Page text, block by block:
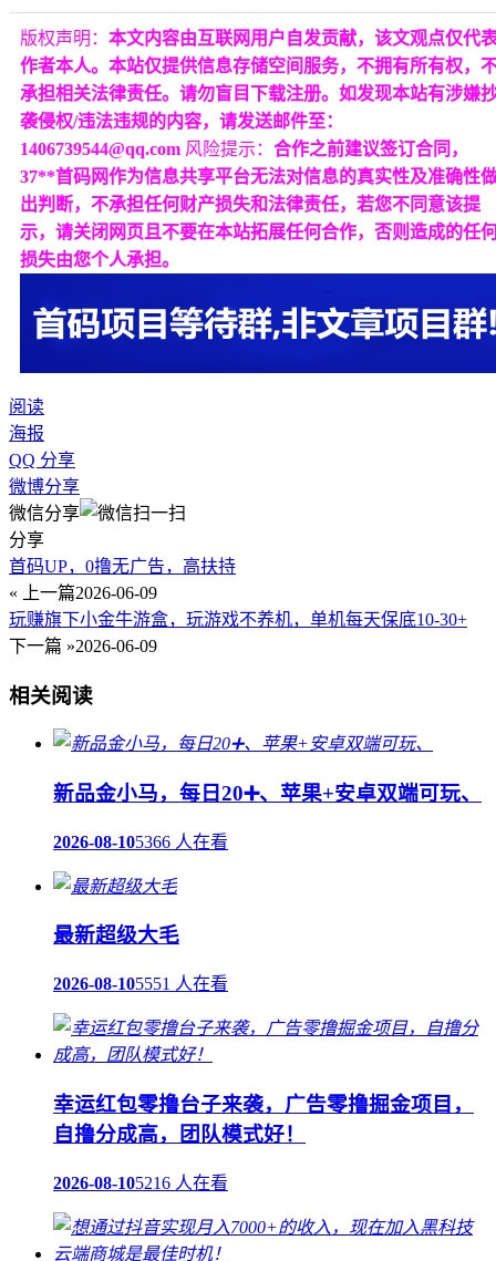
版权声明： 本文内容由互联网用户自发贡献，该文观点仅代
作者本人。本站仅提供信息存储空间服务，不拥有所有权，
承担相关法律责任。请勿盲目下载注册。如发现本站有涉嫌
袭侵权/违法违规的内容，请发送邮件至：
1406739544@qq.com 风险提示： 合作之前建议签订合同，
37**首码网作为信息共享平台无法对信息的真实性及准确性
出判断，不承担任何财产损失和法律责任，若您不同意该提
示，请关闭网页且不要在本站拓展任何合作，否则造成的任
损失由您个人承担。
阅读
海报
QQ 分享
微博分享
微信分享
分享
首码UP，0撸无广告，高扶持
« 上一篇2026-06-09
玩赚旗下小金牛游盒，玩游戏不养机，单机每天保底10-30+
下一篇 »2026-06-09
相关阅读
新品金小马，每日20➕、苹果+安卓双端可玩、
2026-08-105366 人在看
最新超级大毛
2026-08-105551 人在看
幸运红包零撸台子来袭，广告零撸掘金项目，
自撸分成高，团队模式好！
2026-08-105216 人在看